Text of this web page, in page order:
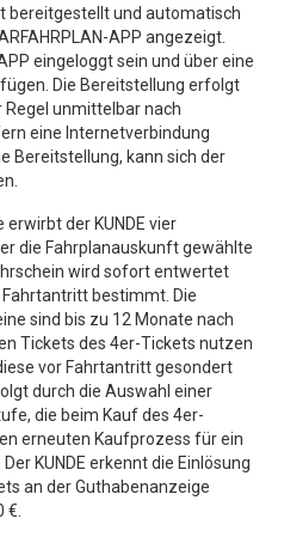
bereitgestellt und automatisch
APP angezeigt.
eingeloggt sein und über eine
Die Bereitstellung erfolgt
Regel unmittelbar nach
eine Internetverbindung
Bereitstellung, kann sich der
der KUNDE vier
die Fahrplanauskunft gewählte
wird sofort entwertet
bestimmt. Die
sind bis zu 12 Monate nach
Tickets des 4er-Tickets nutzen
vor Fahrtantritt gesondert
durch die Auswahl einer
die beim Kauf des 4er-
erneuten Kaufprozess für ein
KUNDE erkennt die Einlösung
an der Guthabenanzeige
€.